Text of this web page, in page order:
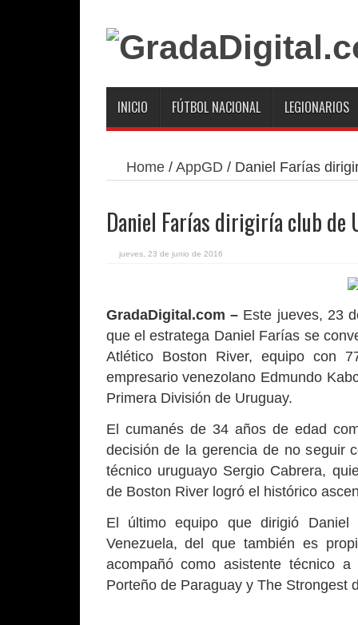
INICIO FÚTBOL NACIONAL LEGIONARIOS
Home/ AppGD / Daniel Farías
Daniel Farías dirigiría club de
jueves, 23 de junio de 2016
GradaDigital.com –Este jueves, 23
que el estratega Daniel Farías se
Atlético Boston River, equipo con
empresario venezolano Edmundo
Primera División de Uruguay.
El cumanés de 34 años de edad
decisión de la gerencia de no seguir
técnico uruguayo Sergio Cabrera,
de Boston River logró el histórico
El último equipo que dirigió
Venezuela, del que también es
acompañó como asistente técnico
Porteño de Paraguay y The Strongest